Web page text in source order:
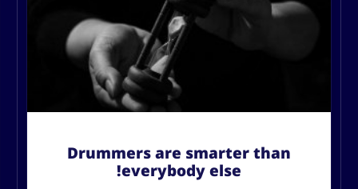
Drummers are smarter than
everybody else!